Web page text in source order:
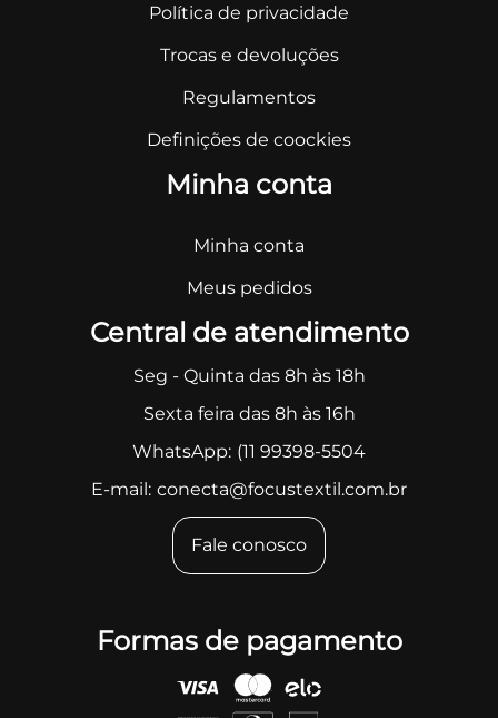
Política de privacidade
Trocas e devoluções
Regulamentos
Definições de coockies
Minha conta
Minha conta
Meus pedidos
Central de atendimento
Seg - Quinta das 8h às 18h
Sexta feira das 8h às 16h
WhatsApp: (11 99398-5504
E-mail: conecta@focustextil.com.br
Fale conosco
Formas de pagamento